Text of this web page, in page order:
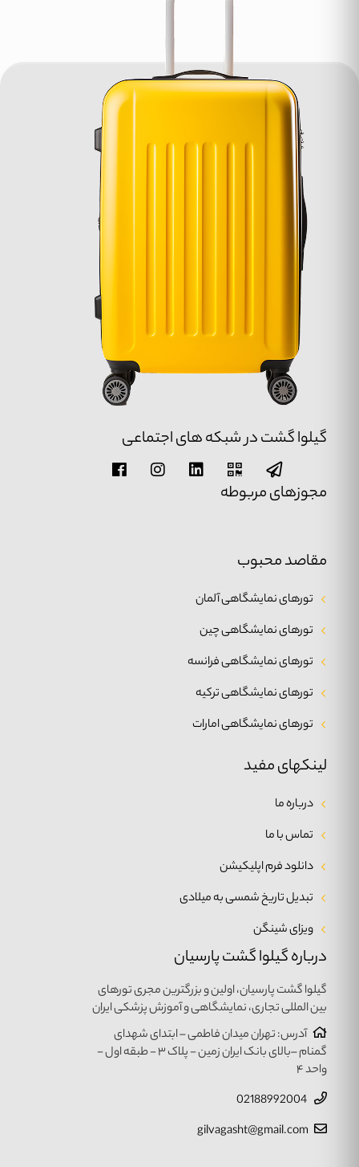
درباره گیلوا گشت پارسیان
گیلوا گشت پارسیان، اولین و بزرگترین مجری تورهای
بین المللی تجاری، نمایشگاهی و آموزش پزشکی ایران
آدرس: تهران میدان فاطمی – ابتدای شهدای
گمنام –بالای بانک ایران زمین - پلاک ۳ - طبقه اول -
واحد ۴
gilvagasht@gmail.com
لینکهای مفید
درباره ما
تماس با ما
دانلود فرم اپلیکیشن
تبدیل تاریخ شمسی به میلادی
ویزای شینگن
مقاصد محبوب
تورهای نمایشگاهی آلمان
تورهای نمایشگاهی چین
تورهای نمایشگاهی فرانسه
تورهای نمایشگاهی ترکیه
تورهای نمایشگاهی امارات
گیلوا گشت در شبکه های اجتماعی
مجوزهای مربوطه